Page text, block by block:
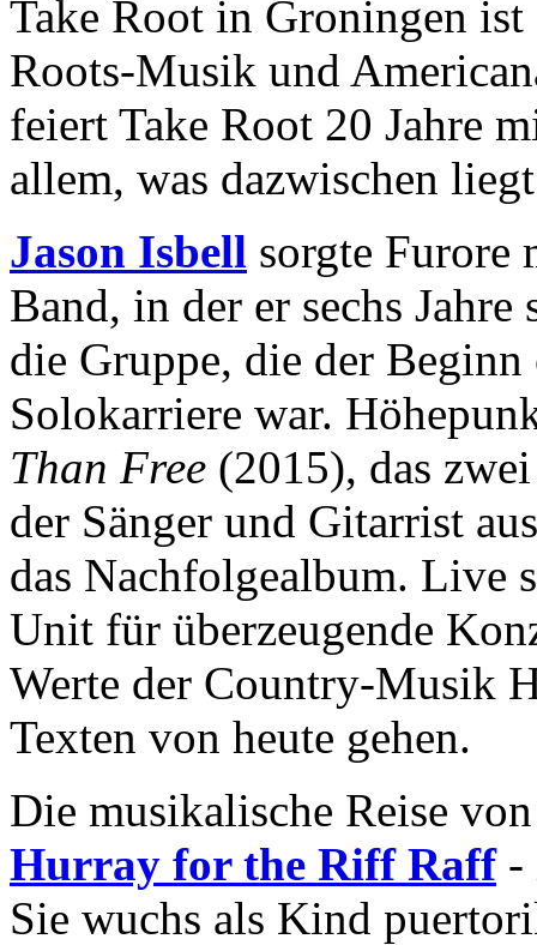
Take Root in Groningen
Roots-Musik und
feiert Take Root 20 Jahre
allem, was dazwischen
Jason Isbell sorgte Furore
Band, in der er sechs
die Gruppe, die der
Solokarriere war.
Than Free (2015), das
der Sänger und Gitarrist
das Nachfolgealbum. Live
Unit für überzeugende
Werte der Country-Musik
Texten von heute gehen.
Die musikalische Reise
Hurray for the Riff Raff-
Sie wuchs als Kind